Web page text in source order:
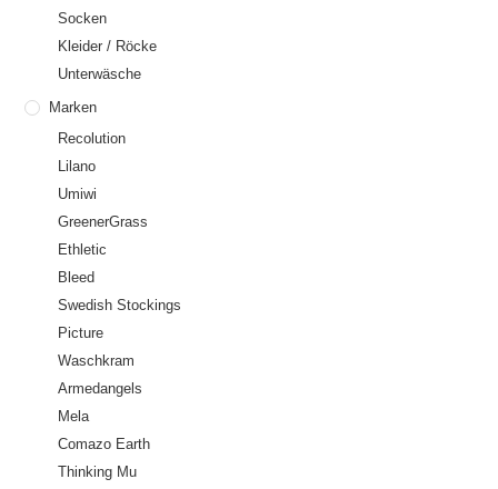
Socken
Kleider / Röcke
Unterwäsche
Marken
Recolution
Lilano
Umiwi
GreenerGrass
Ethletic
Bleed
Swedish Stockings
Picture
Waschkram
Armedangels
Mela
Comazo Earth
Thinking Mu